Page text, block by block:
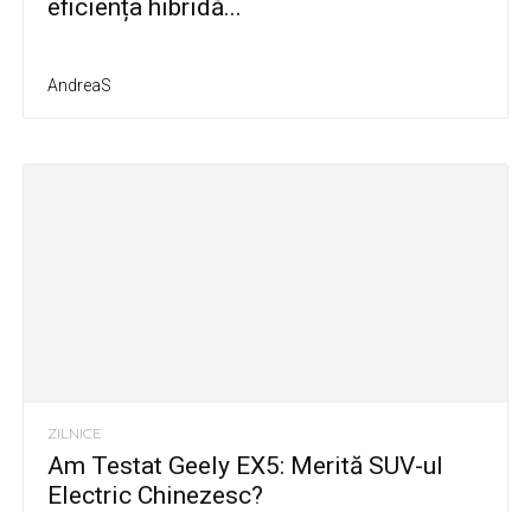
eficiența hibridă...
AndreaS
ZILNICE
Am Testat Geely EX5: Merită SUV-ul
Electric Chinezesc?